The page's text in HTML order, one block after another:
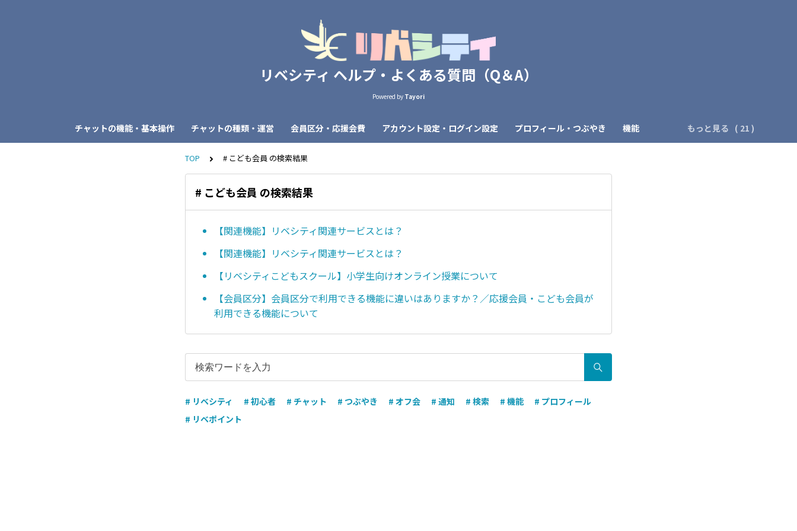
リベシティ ヘルプ・よくある質問（Q＆A）
Powered by Tayori
チャットの機能・基本操作 チャットの種類・運営 会員区分・応援会費 アカウント設定・ログイン設定 プロフィール・つぶやき 機能 もっと見る
TOP # こども会員 の検索結果
# こども会員 の検索結果
【関連機能】リベシティ関連サービスとは？
【関連機能】リベシティ関連サービスとは？
【リベシティこどもスクール】小学生向けオンライン授業について
【会員区分】会員区分で利用できる機能に違いはありますか？／応援会員・こども会員が
利用できる機能について
# リベシティ # 初心者 # チャット # つぶやき # オフ会 # 通知 # 検索 # 機能
# プロフィール
# リベポイント